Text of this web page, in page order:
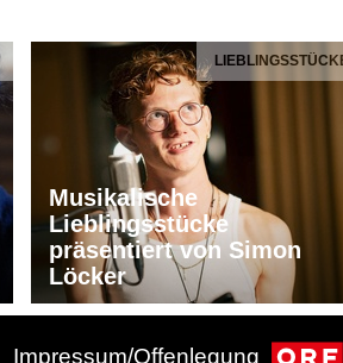
Musikalische
Lieblingsstücke
präsentiert von Simon
Löcker
Impressum/Offenlegung